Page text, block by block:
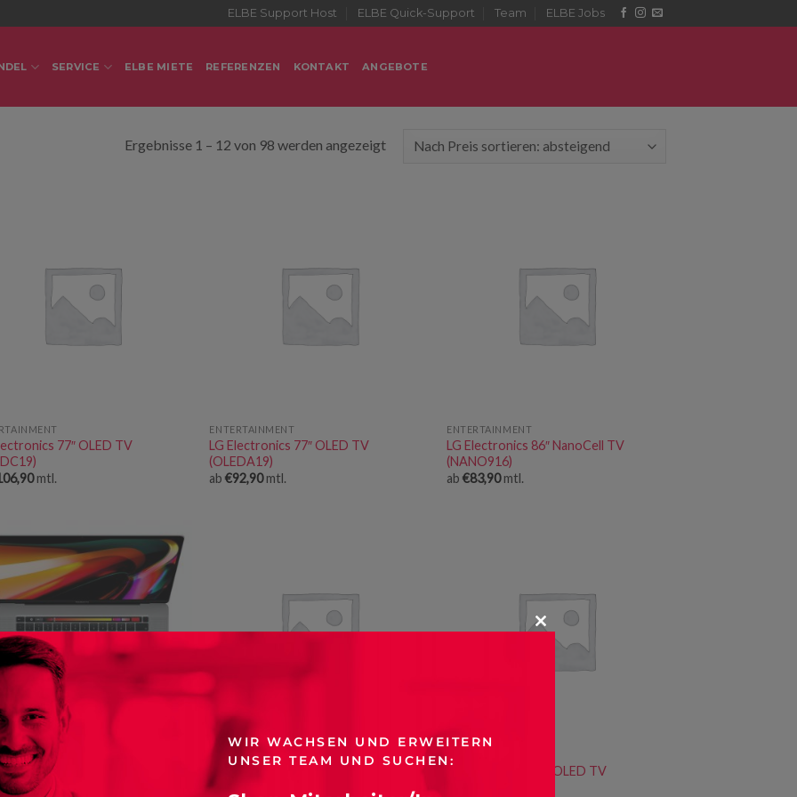
ELBE Support Host ELBE Quick-Support Team ELBE Jobs
SERVICE ELBE MIETE REFERENZEN KONTAKT ANGEBOTE
Ergebnisse 1 – 12 von 98 werden angezeigt
77″ OLED TV
mtl.
ENTERTAINMENT
LG Electronics 77″ OLED TV
(OLEDA19)
ab€92,90mtl.
ENTERTAINMENT
LG Electronics 86″ NanoCell TV
(NANO916)
ab€83,90mtl.
Pro 16″
mtl.
ENTERTAINMENT
LG Electronics 65″ OLED TV
(OLEDG19)
LG Electronics 65″ OLED TV
CLOSE
THIS
WIR WACHSEN UND ERWEITERN
UNSER TEAM UND SUCHEN: